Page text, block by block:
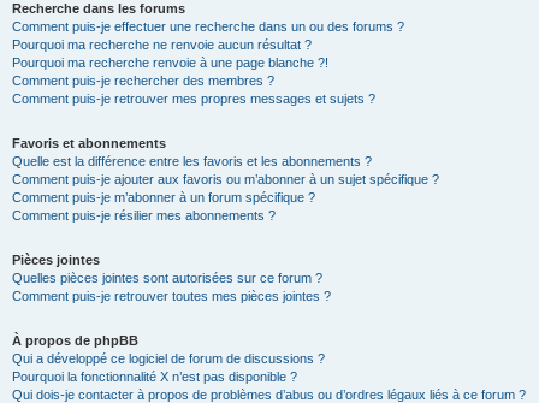
Recherche dans les forums
Comment puis-je effectuer une recherche dans un ou des forums ?
Pourquoi ma recherche ne renvoie aucun résultat ?
Pourquoi ma recherche renvoie à une page blanche ?!
Comment puis-je rechercher des membres ?
Comment puis-je retrouver mes propres messages et sujets ?
Favoris et abonnements
Quelle est la différence entre les favoris et les abonnements ?
Comment puis-je ajouter aux favoris ou m’abonner à un sujet spécifique ?
Comment puis-je m’abonner à un forum spécifique ?
Comment puis-je résilier mes abonnements ?
Pièces jointes
Quelles pièces jointes sont autorisées sur ce forum ?
Comment puis-je retrouver toutes mes pièces jointes ?
À propos de phpBB
Qui a développé ce logiciel de forum de discussions ?
Pourquoi la fonctionnalité X n’est pas disponible ?
Qui dois-je contacter à propos de problèmes d’abus ou d’ordres légaux liés à ce forum ?